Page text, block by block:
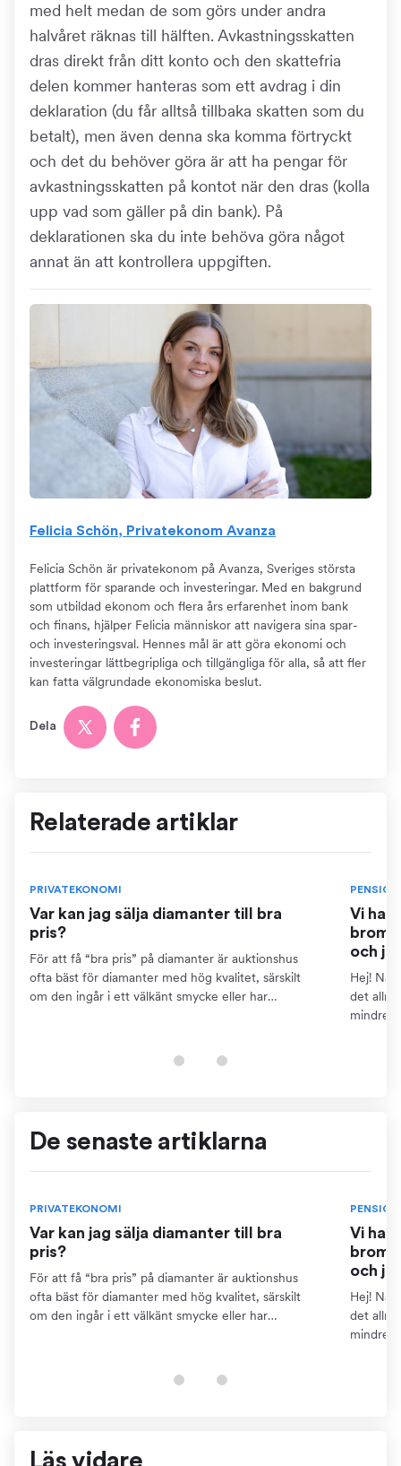
med helt medan de som görs under andra
halvåret räknas till hälften. Avkastningsskatten
dras direkt från ditt konto och den skattefria
delen kommer hanteras som ett avdrag i din
deklaration (du får alltså tillbaka skatten som du
betalt), men även denna ska komma förtryckt
och det du behöver göra är att ha pengar för
avkastningsskatten på kontot när den dras (kolla
upp vad som gäller på din bank). På
deklarationen ska du inte behöva göra något
annat än att kontrollera uppgiften.
Felicia Schön, Privatekonom Avanza
Felicia Schön är privatekonom på Avanza, Sveriges största
plattform för sparande och investeringar. Med en bakgrund
som utbildad ekonom och flera års erfarenhet inom bank
och finans, hjälper Felicia människor att navigera sina spar-
och investeringsval. Hennes mål är att göra ekonomi och
investeringar lättbegripliga och tillgängliga för alla, så att fler
kan fatta välgrundade ekonomiska beslut.
Dela
Relaterade artiklar
PRIVATEKONOMI
Var kan jag sälja diamanter till bra
pris?
För att få “bra pris” på diamanter är auktionshus
ofta bäst för diamanter med hög kvalitet, särskilt
om den ingår i ett välkänt smycke eller har
PENSION
Vi har
och
Hej! När
det
mindre
De senaste artiklarna
PRIVATEKONOMI
Var kan jag sälja diamanter till bra
pris?
För att få “bra pris” på diamanter är auktionshus
ofta bäst för diamanter med hög kvalitet, särskilt
om den ingår i ett välkänt smycke eller har
PENSION
Vi har
och
Hej! När
det
mindre
Läs vidare